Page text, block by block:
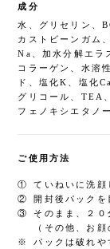
成分
水、グリセリン、
カストビーンガム
Na、加水分解エラ
コラーゲン、水溶
ド、塩化K、塩化
グリコール、TEA
フェノキシエタノ
ご使用方法
ていねいに洗顔
開封後パックを
そのまま、２０
（その他、お
パックは破れや